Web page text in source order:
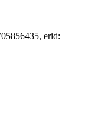
erid: